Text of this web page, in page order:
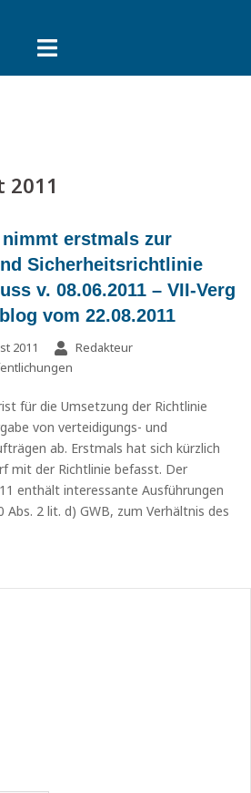
2011
erstmals zur
Sicherheitsrichtlinie
v. 08.06.2011 – VII-Verg
vom 22.08.2011
2011
Redakteur
für die Umsetzung der Richtlinie
von verteidigungs- und
ab. Erstmals hat sich kürzlich
mit der Richtlinie befasst. Der
enthält interessante Ausführungen
Abs. 2 lit. d) GWB, zum Verhältnis des